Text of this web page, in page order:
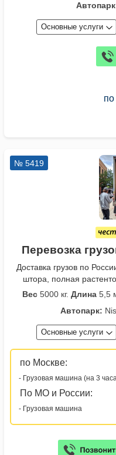
Основные услуги
№ 5419
Перевозка
Доставка грузов по
штора, полная
Вес 5000 кг. Длина 5,5
Автопарк:
Основные услуги
по Москве:
- Грузовая машина (на 3
По МО и России:
- Грузовая машина